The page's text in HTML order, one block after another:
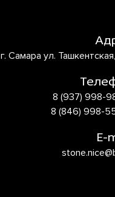
г. Самара ул.
8 (937) 998-
8 (846) 998-
E-